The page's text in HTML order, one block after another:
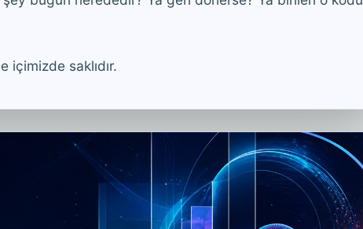
içimizde saklıdır.